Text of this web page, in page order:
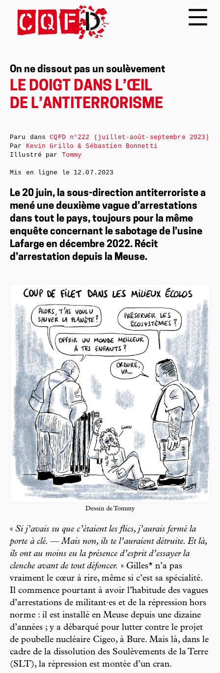
On ne dissout pas un soulèvement
LE DOIGT DANS L’ŒIL
DE L’ANTITERRORISME
Le 20 juin, la sous-direction antiterroriste a
mené une deuxième vague d’arrestations
dans tout le pays, toujours pour la même
enquête concernant le sabotage de l’usine
Lafarge en décembre 2022. Récit
d’arrestation depuis la Meuse.
Dessin de Tommy
« Si j’avais su que c’étaient les flics, j’aurais fermé la
porte à clé. — Mais non, ils te l’auraient détruite. Et là,
ils ont au moins eu la présence d’esprit d’essayer la
clenche avant de tout défoncer. » Gilles* n’a pas
vraiment le cœur à rire, même si c’est sa spécialité.
Il commence pourtant à avoir l’habitude des vagues
d’arrestations de militant·es et de la répression hors
norme : il est installé en Meuse depuis une dizaine
d’années ; y a débarqué pour lutter contre le projet
de poubelle nucléaire Cigeo, à Bure. Mais là, dans le
cadre de la dissolution des Soulèvements de la Terre
(SLT), la répression est montée d’un cran.
Paru dansCQFD n°222 (juillet-août-septembre 2023)
Par Kevin Grillo & Sébastien Bonnetti
Illustré par Tommy
Mis en ligne le 12.07.2023